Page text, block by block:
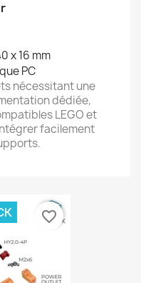
x 16 mm
PC
nécessitant une
dédiée,
LEGO et
facilement
favorite_border